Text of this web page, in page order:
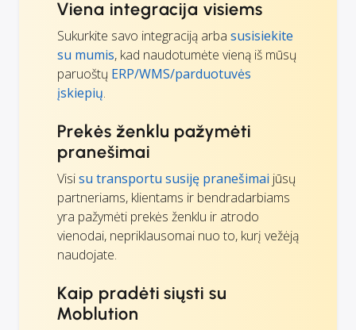
Viena integracija visiems
Sukurkite savo integraciją arba susisiekite
su mumis, kad naudotumėte vieną iš mūsų
paruoštų ERP/WMS/parduotuvės
įskiepių.
Prekės ženklu pažymėti
pranešimai
Visisu transportu susiję pranešimai jūsų
partneriams, klientams ir bendradarbiams
yra pažymėti prekės ženklu ir atrodo
vienodai, nepriklausomai nuo to, kurį vežėją
naudojate.
Kaip pradėti siųsti su
Moblution